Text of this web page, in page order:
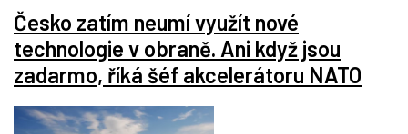
Česko zatím neumí využít nové
technologie v obraně. Ani když jsou
zadarmo, říká šéf akcelerátoru NATO